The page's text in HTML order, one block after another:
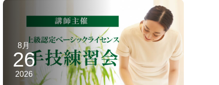
8月
26
2026